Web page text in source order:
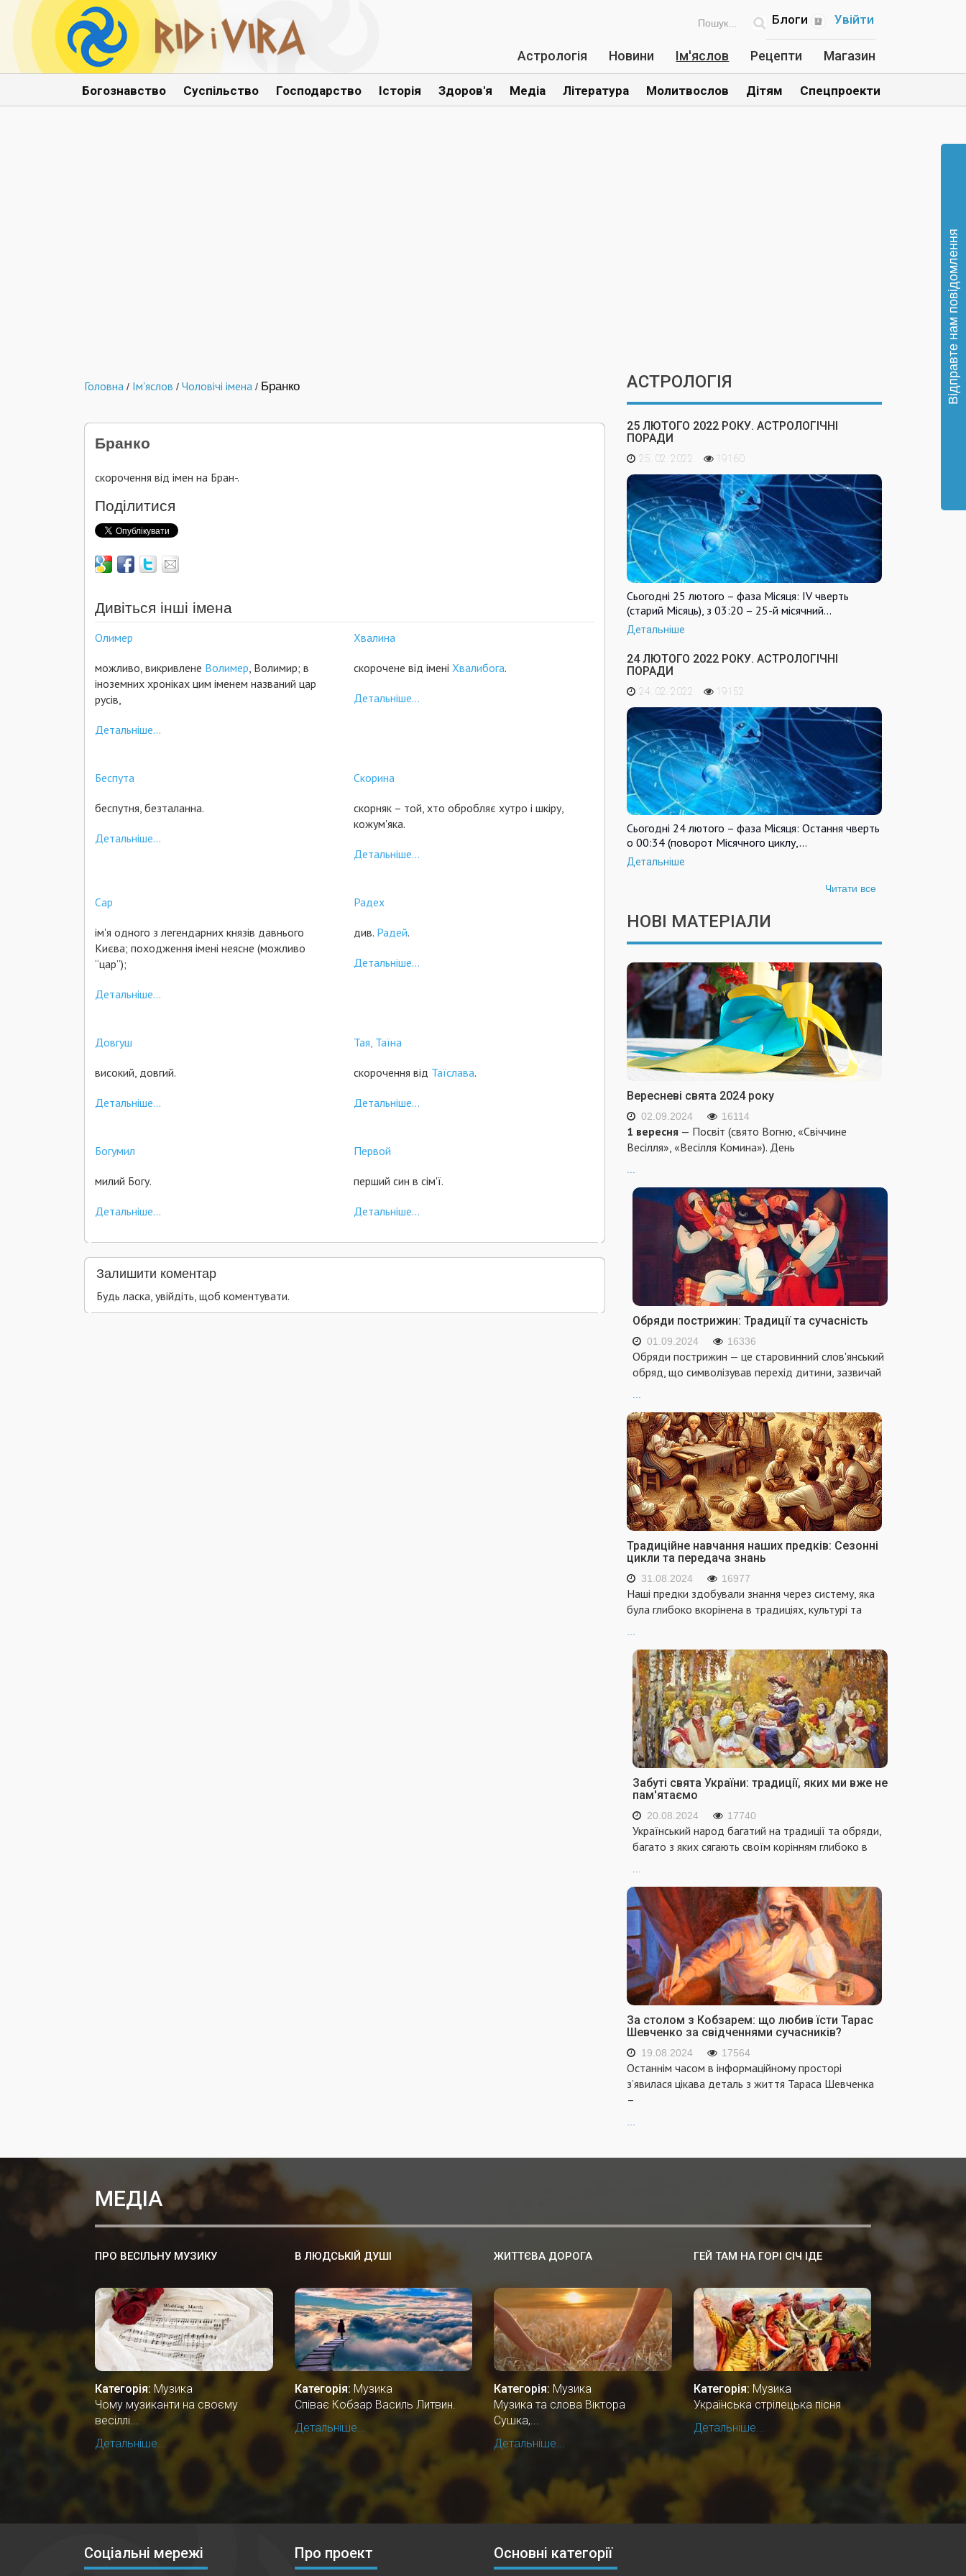
Увійти
Блоги
Астрологія Новини Ім'яслов Рецепти Магазин
Богознавство Суспільство Господарство Історія Здоров'я Медіа Література Молитвослов Дітям Спецпроекти
Головна / Ім'яслов / Чоловічі імена / Бранко
Бранко
скорочення від імен на Бран-.
Поділитися
Дивіться інші імена
Олимер
можливо, викривлене Волимер , Волимир; в
іноземних хроніках цим іменем названий цар
русів,
Детальніше...
Хвалина
скорочене від імені Хвалибога.
Детальніше...
Беспута
беспутня, безталанна.
Детальніше...
Скорина
скорняк – той, хто обробляє хутро і шкіру,
кожум'яка.
Детальніше...
Cap
ім'я одного з легендарних князів давнього
Києва; походження імені неясне (можливо
“цар”);
Детальніше...
Радех
див. Радей.
Детальніше...
Довгуш
високий, довгий.
Детальніше...
Тая, Таїна
скорочення від Таїслава.
Детальніше...
Богумил
милий Богу.
Детальніше...
Первой
перший син в сім'ї.
Детальніше...
Залишити коментар
Будь ласка, увійдіть, щоб коментувати.
АСТРОЛОГІЯ
25 ЛЮТОГО 2022 РОКУ. АСТРОЛОГІЧНІ
ПОРАДИ
25. 02. 2022 19160
Сьогодні 25 лютого – фаза Місяця: IV чверть
(старий Місяць), з 03:20 – 25-й місячний…
Детальніше
24 ЛЮТОГО 2022 РОКУ. АСТРОЛОГІЧНІ
ПОРАДИ
24. 02. 2022 19152
Сьогодні 24 лютого – фаза Місяця: Остання чверть
о 00:34 (поворот Місячного циклу,…
Детальніше
Читати все
НОВІ МАТЕРІАЛИ
Вересневі свята 2024 року
02.09.2024 16114
1 вересня — Посвіт (свято Вогню, «Свіччине
Весілля», «Весілля Комина»). День
...
Обряди пострижин: Традиції та сучасність
01.09.2024 16336
Обряди пострижин — це старовинний слов'янський
обряд, що символізував перехід дитини, зазвичай
...
Традиційне навчання наших предків: Сезонні
цикли та передача знань
31.08.2024 16977
Наші предки здобували знання через систему, яка
була глибоко вкорінена в традиціях, культурі та
...
Забуті свята України: традиції, яких ми вже не
пам'ятаємо
20.08.2024 17740
Український народ багатий на традиції та обряди,
багато з яких сягають своїм корінням глибоко в
...
За столом з Кобзарем: що любив їсти Тарас
Шевченко за свідченнями сучасників?
19.08.2024 17564
Останнім часом в інформаційному просторі
з’явилася цікава деталь з життя Тараса Шевченка
–
...
МЕДІА
ПРО ВЕСІЛЬНУ МУЗИКУ
Категорія: Музика
Чому музиканти на своєму
весіллі...
Детальніше...
В ЛЮДСЬКІЙ ДУШІ
Категорія: Музика
Співає Кобзар Василь Литвин.
Детальніше...
ЖИТТЄВА ДОРОГА
Категорія: Музика
Музика та слова Віктора
Сушка,...
Детальніше...
ГЕЙ ТАМ НА ГОРІ СІЧ ІДЕ
Категорія: Музика
Українська стрілецька пісня
Детальніше...
Соціальні мережі Про проект Основні категорії
Відправте нам повідомлення